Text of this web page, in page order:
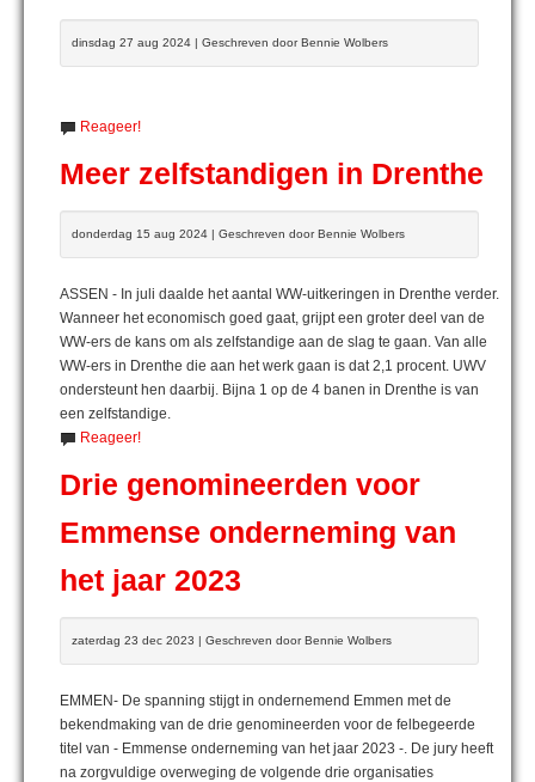
dinsdag 27 aug 2024 | Geschreven door Bennie Wolbers
Reageer!
Meer zelfstandigen in Drenthe
donderdag 15 aug 2024 | Geschreven door Bennie Wolbers
ASSEN - In juli daalde het aantal WW-uitkeringen in Drenthe verder.
Wanneer het economisch goed gaat, grijpt een groter deel van de
WW-ers de kans om als zelfstandige aan de slag te gaan. Van alle
WW-ers in Drenthe die aan het werk gaan is dat 2,1 procent. UWV
ondersteunt hen daarbij. Bijna 1 op de 4 banen in Drenthe is van
een zelfstandige.
Reageer!
Drie genomineerden voor
Emmense onderneming van
het jaar 2023
zaterdag 23 dec 2023 | Geschreven door Bennie Wolbers
EMMEN- De spanning stijgt in ondernemend Emmen met de
bekendmaking van de drie genomineerden voor de felbegeerde
titel van - Emmense onderneming van het jaar 2023 -. De jury heeft
na zorgvuldige overweging de volgende drie organisaties